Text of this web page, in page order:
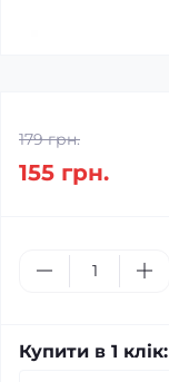
179 грн.
155 грн.
Купити в 1 клік: